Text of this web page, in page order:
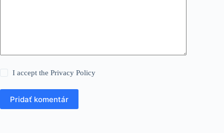
I accept thePrivacy Policy
Pridať komentár